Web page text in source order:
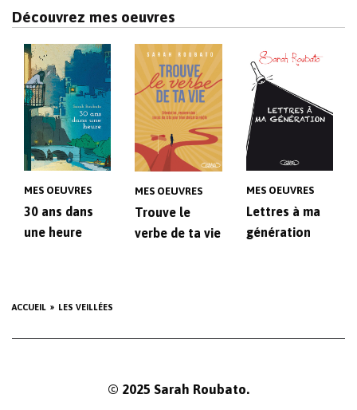
ACCUEIL LES VEILLÉES
Découvrez mes oeuvres
MES OEUVRES
30 ans dans
une heure
MES OEUVRES
Trouve le
verbe de ta vie
MES OEUVRES
Lettres à ma
génération
© 2025 Sarah Roubato.